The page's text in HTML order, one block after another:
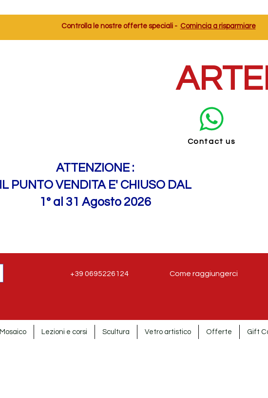
Controlla le nostre offerte speciali - Comincia a risparmiare
Contact us
ATTENZIONE :
IL PUNTO VENDITA E' CHIUSO DAL
1° al 31 Agosto 2026
+39 0695226124 Come raggiungerci
Mosaico Lezioni e corsi Scultura Vetro artistico Offerte Gift